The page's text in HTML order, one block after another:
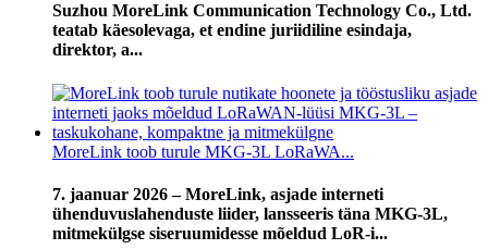
Suzhou MoreLink Communication Technology Co., Ltd.
teatab käesolevaga, et endine juriidiline esindaja,
direktor, a...
MoreLink toob turule MKG-3L LoRaWA...
7. jaanuar 2026 – MoreLink, asjade interneti
ühenduvuslahenduste liider, lansseeris täna MKG-3L,
mitmekülgse siseruumidesse mõeldud LoR-i...